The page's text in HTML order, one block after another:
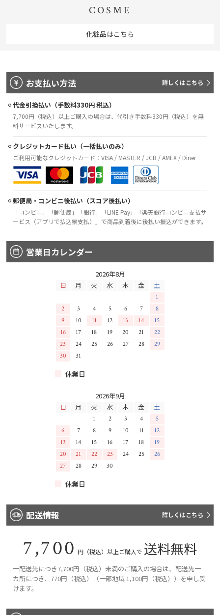
COSME
化粧品はこちら
お支払い方法 詳しくはこちら
代金引換払い（手数料330円 税込）
7,700円（税込）以上ご購入の場合は、代引き手数料330円（税込）を無
料サービスいたします。
クレジットカード払い（一括払いのみ）
ご利用可能なクレジットカード：VISA / MASTER / JCB / AMEX / Diner
郵便局・コンビニ後払い（スコア後払い）
「コンビニ」「郵便局」「銀行」「LINE Pay」「楽天銀行コンビニ支払サ
ービス（アプリで払込票支払）」で商品到着後に後払い振込ができます。
営業日カレンダー
2026年8月
日
月 火 水 木 金 土
1
2
3 4 5 6 7
8
9
10 11 12 13 14
15
16
17 18 19 20 21
22
23
24 25 26 27 28
29
30
31
休業日
2026年9月
日
月 火 水 木 金 土
1 2 3 4
5
6
7 8 9 10 11
12
13
14 15 16 17 18
19
20
21 22 23 24 25
26
27
28 29 30
休業日
配送情報 詳しくはこちら
7,700 円（税込）以上ご購入で 送料無料
一配送先につき7,700円（税込）未満のご購入の場合は、配送先一
カ所につき、770円（税込）（一部地域 1,100円（税込））を申し受
けます。